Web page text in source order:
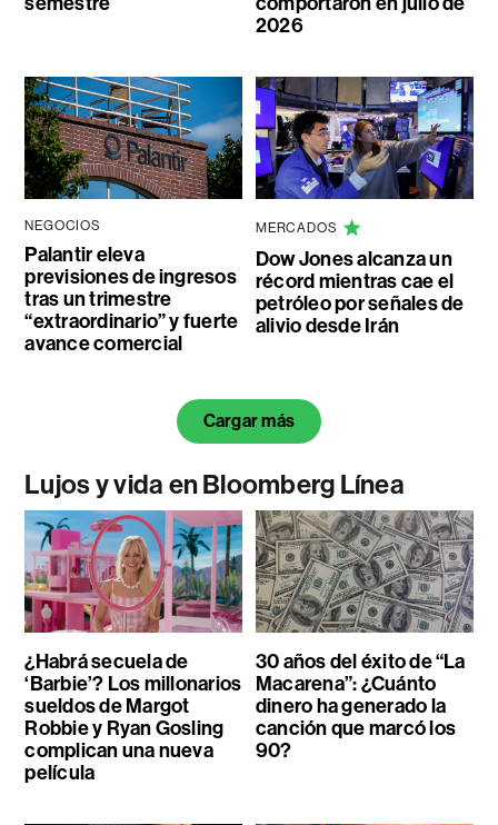
2026
NEGOCIOS
Palantir eleva
previsiones de ingresos
tras un trimestre
“extraordinario” y fuerte
avance comercial
MERCADOS
Dow Jones alcanza un
récord mientras cae el
petróleo por señales de
alivio desde Irán
Cargar más
Lujos y vida en Bloomberg Línea
¿Habrá secuela de
‘Barbie’? Los millonarios
sueldos de Margot
Robbie y Ryan Gosling
complican una nueva
película
30 años del éxito de “La
Macarena”: ¿Cuánto
dinero ha generado la
canción que marcó los
90?